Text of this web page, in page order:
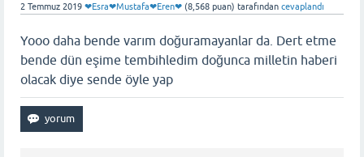
2 Temmuz 2019 ❤Esra❤Mustafa❤Eren❤ (8,568 puan) tarafından cevaplandı
Yooo daha bende varım doğuramayanlar da. Dert etme
bende dün eşime tembihledim doğunca milletin haberi
olacak diye sende öyle yap